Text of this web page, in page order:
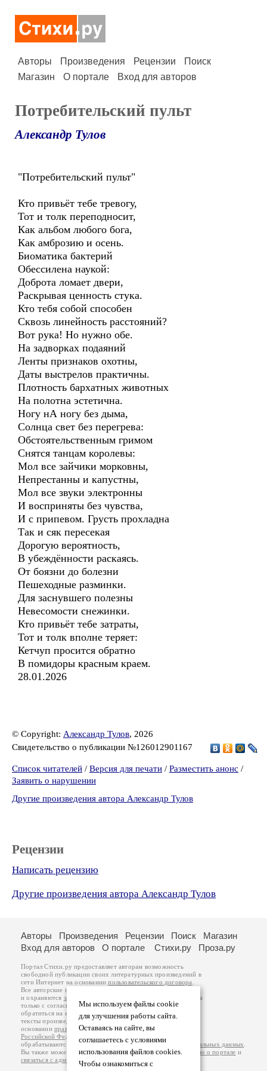
Авторы Произведения Рецензии
Поиск
Магазин
О портале Вход для авторов
Потребительский пульт
Александр Тулов
"Потребительский пульт"
Кто привьёт тебе тревогу,
Тот и толк переподносит,
Как альбом любого бога,
Как амброзию и осень.
Биоматика бактерий
Обессилена наукой:
Доброта ломает двери,
Раскрывая ценность стука.
Кто тебя собой способен
Сквозь линейность расстояний?
Вот рука! Но нужно обе.
На задворках подаяний
Ленты признаков охотны,
Даты выстрелов практичны.
Плотность бархатных животных
На полотна эстетична.
Ногу нА ногу без дыма,
Солнца свет без перегрева:
Обстоятельственным гримом
Снятся танцам королевы:
Мол все зайчики морковны,
Непрестанны и капустны,
Мол все звуки электронны
И восприняты без чувства,
И с припевом. Грусть прохладна
Так и сяк пересекая
Дорогую вероятность,
В убеждённости раскаясь.
От боязни до болезни
Пешеходные разминки.
Для заснувшего полезны
Невесомости снежинки.
Кто привьёт тебе затраты,
Тот и толк вполне теряет:
Кетчуп просится обратно
В помидоры красным краем.
28.01.2026
© Copyright: Александр Тулов, 2026
Свидетельство о публикации №126012901167
Список читателей / Версия для печати / Разместить анонс /
Заявить о нарушении
Другие произведения автора Александр Тулов
Рецензии
Написать рецензию
Другие произведения автора Александр Тулов
Мы используем файлы cookie
для улучшения работы сайта.
Оставаясь на сайте, вы
соглашаетесь с условиями
использования файлов cookies.
Чтобы ознакомиться с
Авторы Произведения Рецензии Поиск
Магазин
Вход для авторов
О портале Стихи.ру Проза.ру
Портал Стихи.ру предоставляет авторам возможность
свободной публикации своих литературных произведений в
сети Интернет на основаниипользовательского договора
Все авторские права на произведения принадлежат авторам
и охраняются законом
. Перепечатка произведений возможна
только с согласия его автора, к которому вы можете
обратиться на его авторской странице. Ответственность за
тексты произведений авторы несут самостоятельно на
основанииправил публикацииизаконодательства
Российской Федерации
обрабатываются на основанииПолитики обработки персональных данных
Вы также можете посмотреть более подробнуюинформацию о портале и
связаться с администрацией